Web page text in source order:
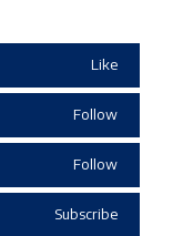
Like
Follow
Follow
Subscribe